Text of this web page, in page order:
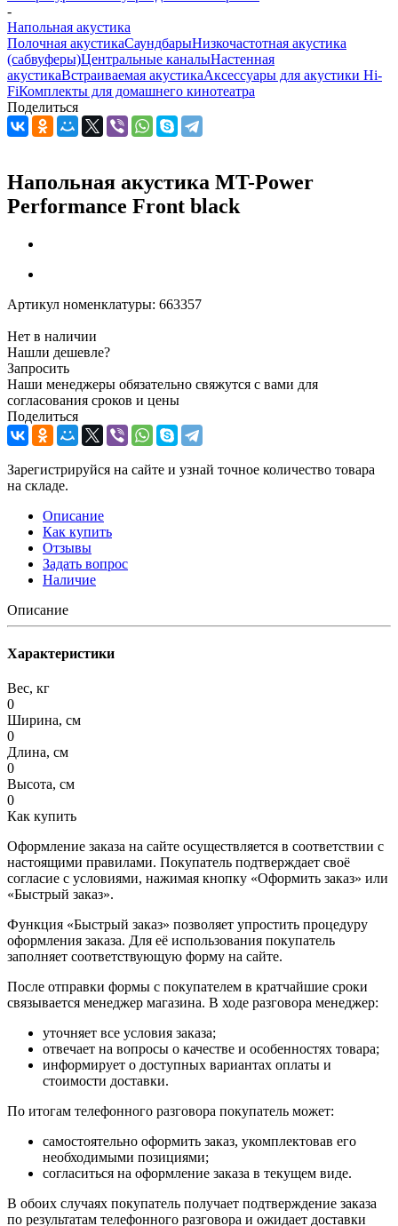
-
Напольная акустика
Полочная акустикаСаундбарыНизкочастотная акустика
(сабвуферы)Центральные каналыНастенная
акустикаВстраиваемая акустикаАксессуары для акустики Hi-
FiКомплекты для домашнего кинотеатра
Поделиться
Напольная акустика MT-Power
Performance Front black
Артикул номенклатуры: 663357
Нет в наличии
Нашли дешевле?
Запросить
Наши менеджеры обязательно свяжутся с вами для
согласования сроков и цены
Поделиться
Зарегистрируйся на сайте и узнай точное количество товара
на складе.
Описание
Как купить
Отзывы
Задать вопрос
Наличие
Описание
Характеристики
Вес, кг
0
Ширина, см
0
Длина, см
0
Высота, см
0
Как купить
Оформление заказа на сайте осуществляется в соответствии с
настоящими правилами. Покупатель подтверждает своё
согласие с условиями, нажимая кнопку «Оформить заказ» или
«Быстрый заказ».
Функция «Быстрый заказ» позволяет упростить процедуру
оформления заказа. Для её использования покупатель
заполняет соответствующую форму на сайте.
После отправки формы с покупателем в кратчайшие сроки
связывается менеджер магазина. В ходе разговора менеджер:
уточняет все условия заказа;
отвечает на вопросы о качестве и особенностях товара;
информирует о доступных вариантах оплаты и
стоимости доставки.
По итогам телефонного разговора покупатель может:
самостоятельно оформить заказ, укомплектовав его
необходимыми позициями;
согласиться на оформление заказа в текущем виде.
В обоих случаях покупатель получает подтверждение заказа
по результатам телефонного разговора и ожидает доставки